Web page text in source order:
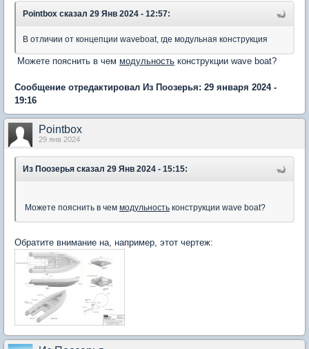
Pointbox сказал 29 Янв 2024 - 12:57:
В отличии от концепции waveboat, где модульная конструкция
Можете пояснить в чем модульность конструкции wave boat?
Сообщение отредактировал Из Поозерья: 29 января 2024 -
19:16
Pointbox
29 янв 2024
Из Поозерья сказал 29 Янв 2024 - 15:15:
Можете пояснить в чем модульность конструкции wave boat?
Обратите внимание на, например, этот чертеж: